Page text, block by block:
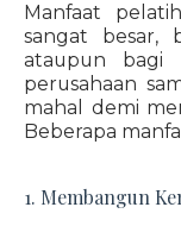
Manfaat
sangat besar,
ataupun bagi
perusahaan
mahal demi
Beberapa
1. Membangun